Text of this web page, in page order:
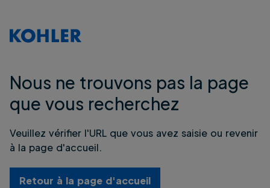
Nous ne trouvons pas la page
que vous recherchez
Veuillez vérifier l'URL que vous avez saisie ou revenir
à la page d'accueil.
Retour à la page d'accueil